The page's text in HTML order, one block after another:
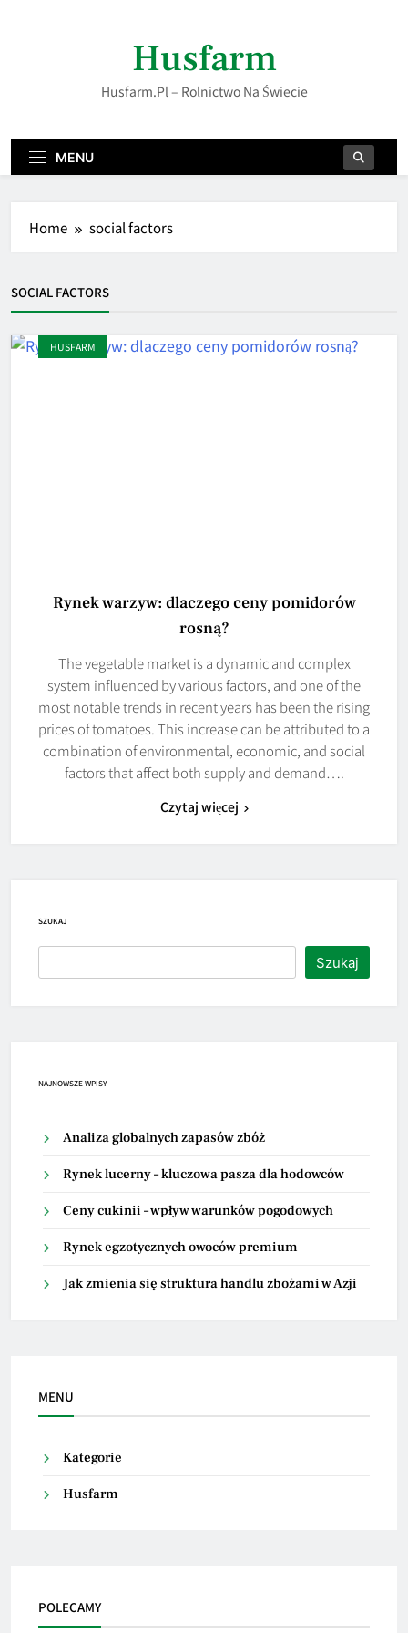
Husfarm
Husfarm.pl – Rolnictwo Na Świecie
MENU
Home social factors
SOCIAL FACTORS
HUSFARM
Rynek warzyw: dlaczego ceny pomidorów
rosną?
The vegetable market is a dynamic and complex
system influenced by various factors, and one of the
most notable trends in recent years has been the rising
prices of tomatoes. This increase can be attributed to a
combination of environmental, economic, and social
factors that affect both supply and demand….
Czytaj więcej
SZUKAJ
Szukaj
NAJNOWSZE WPISY
Analiza globalnych zapasów zbóż
Rynek lucerny – kluczowa pasza dla hodowców
Ceny cukinii – wpływ warunków pogodowych
Rynek egzotycznych owoców premium
Jak zmienia się struktura handlu zbożami w Azji
MENU
Kategorie
Husfarm
POLECAMY